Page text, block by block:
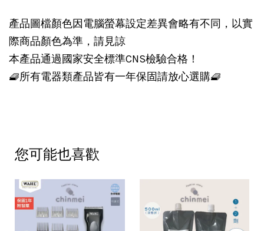
產品圖檔顏色因電腦螢幕設定差異會略有不同，以實
際商品顏色為準，請見諒
本產品通過國家安全標準CNS檢驗合格！
🧇所有電器類產品皆有一年保固請放心選購🧇
您可能也喜歡